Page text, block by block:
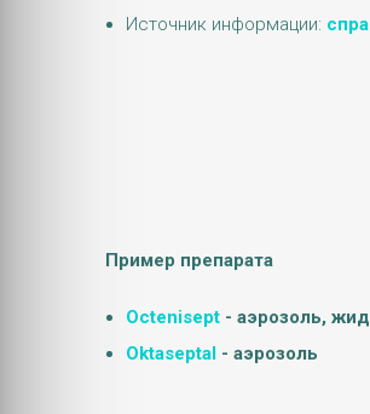
Источник информации:
Пример препарата
Octenisept - аэрозоль,
Oktaseptal - аэрозоль